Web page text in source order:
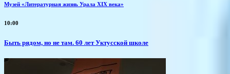
Музей «Литературная жизнь Урала XIX века»
10:00
Быть рядом, но не там. 60 лет Уктусской школе